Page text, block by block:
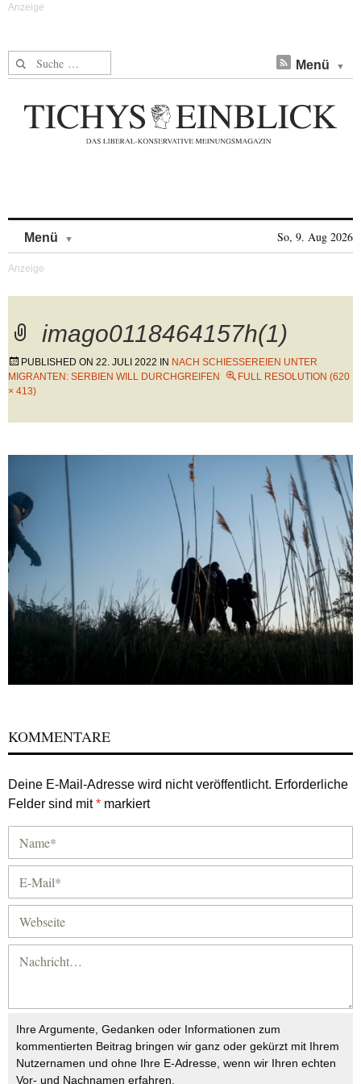
Suche nach: Menü
Menü So, 9. Aug 2026
imago0118464157h(1)
PUBLISHED ON 22. JULI 2022 IN NACH SCHIESSEREIEN UNTER M
IGRANTEN: SERBIEN WILL DURCHGREIFEN
FULL RESOLUTION (620
× 413)
KOMMENTARE
Deine E-Mail-Adresse wird nicht veröffentlicht. Erforderliche
Felder sind mit* markiert
Ihre Argumente, Gedanken oder Informationen zum
kommentierten Beitrag bringen wir ganz oder gekürzt mit Ihrem
Nutzernamen und ohne Ihre E-Adresse, wenn wir Ihren echten
Vor- und Nachnamen erfahren.